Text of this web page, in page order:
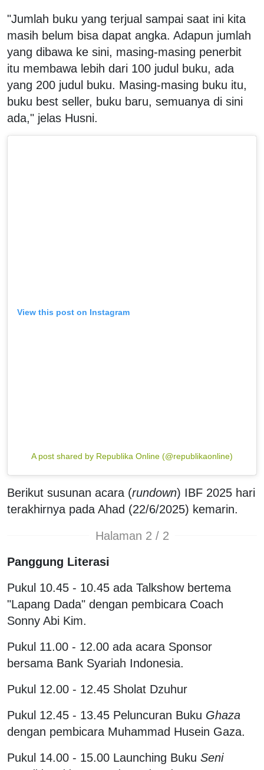
"Jumlah buku yang terjual sampai saat ini kita
masih belum bisa dapat angka. Adapun jumlah
yang dibawa ke sini, masing-masing penerbit
itu membawa lebih dari 100 judul buku, ada
yang 200 judul buku. Masing-masing buku itu,
buku best seller, buku baru, semuanya di sini
ada," jelas Husni.
View this post on Instagram
A post shared by Republika Online (@republikaonline)
Berikut susunan acara (rundown) IBF 2025 hari
terakhirnya pada Ahad (22/6/2025) kemarin.
Halaman 2 / 2
Panggung Literasi
Pukul 10.45 - 10.45 ada Talkshow bertema
"Lapang Dada" dengan pembicara Coach
Sonny Abi Kim.
Pukul 11.00 - 12.00 ada acara Sponsor
bersama Bank Syariah Indonesia.
Pukul 12.00 - 12.45 Sholat Dzuhur
Pukul 12.45 - 13.45 Peluncuran Buku Ghaza
dengan pembicara Muhammad Husein Gaza.
Pukul 14.00 - 15.00 Launching Buku Seni